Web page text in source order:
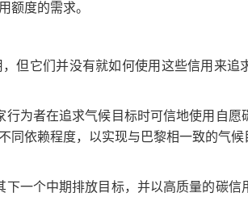
额度的需求。
但它们并没有就如何使用这些信用来追
为者在追求气候目标时可信地使用自愿
依赖程度，以实现与巴黎相一致的气候
一个中期排放目标，并以高质量的碳信